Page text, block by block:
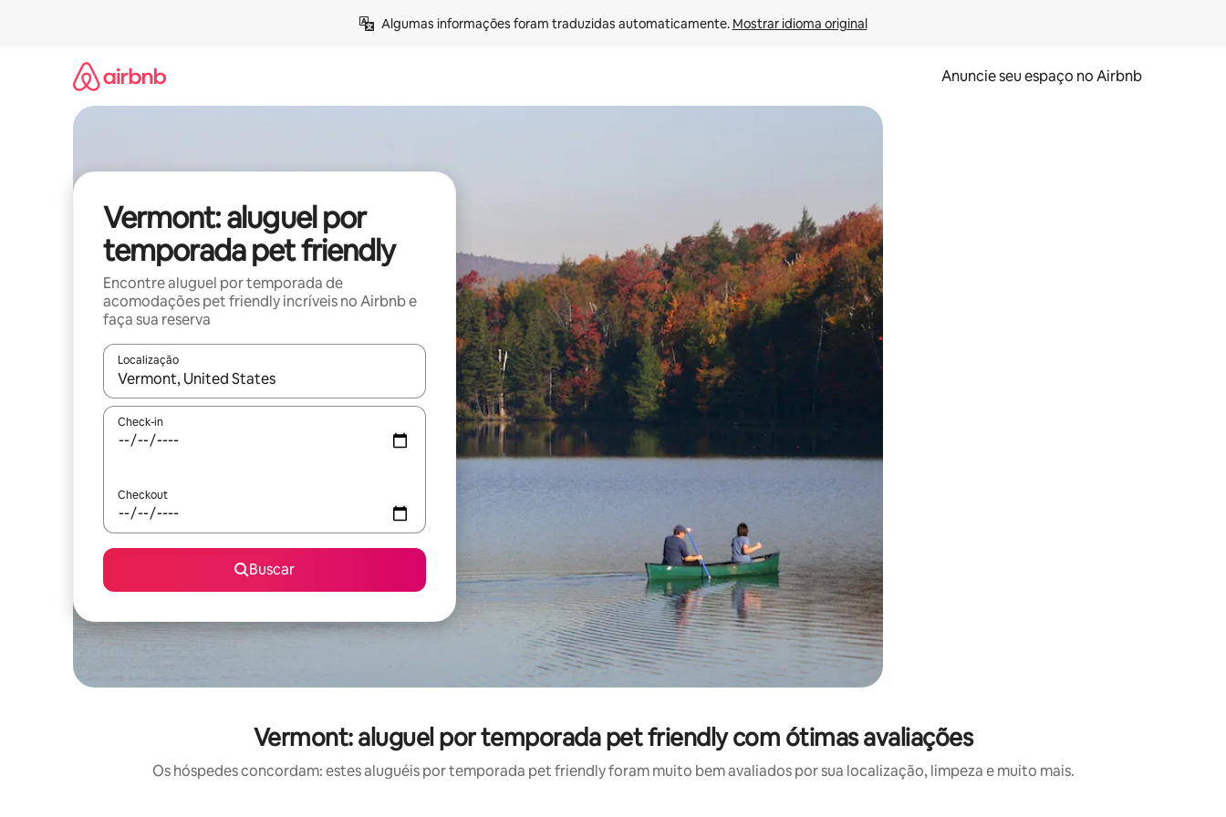
Algumas informações foram traduzidas automaticamente. Mostrar idioma original
Anuncie seu espaço no Airbnb
Vermont: aluguel por
temporada pet friendly
Encontre aluguel por temporada de
acomodações pet friendly incríveis no Airbnb e
faça sua reserva
Localização
Quando os resultados estiverem disponíveis, explore-os usando as seta para cima e para baixo do teclado ou tocando e deslizando o dedo na tela.
Check-in
Checkout
Buscar
Vermont: aluguel por temporada pet friendly com ótimas avaliações
Os hóspedes concordam: estes aluguéis por temporada pet friendly foram muito bem avaliados por sua localização, limpeza e muito mais.